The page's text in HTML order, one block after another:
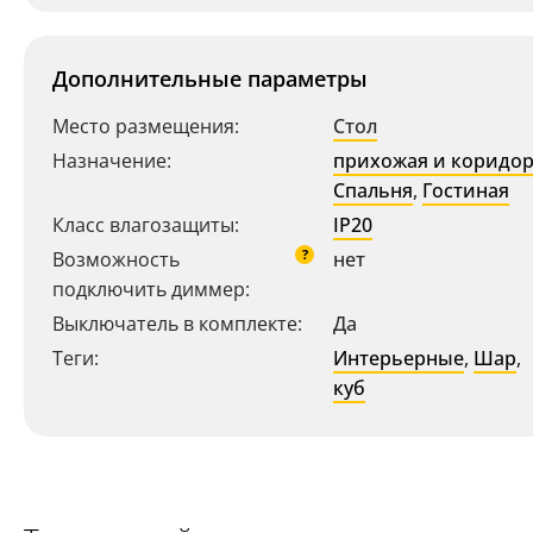
Ваш регион:Москва
+7 (800) 775-63-32 - бесплатно по России
+7 (495) 255-03-21- бесплатная доставка
Дополнительные параметры
Место размещения:
Стол
Назначение:
прихожая и коридор
Спальня, Гостиная
Класс влагозащиты:
IP20
Возможность
подключить диммер:
? нет
Выключатель в комплекте:
Да
Теги:
Интерьерные, Шар,
куб